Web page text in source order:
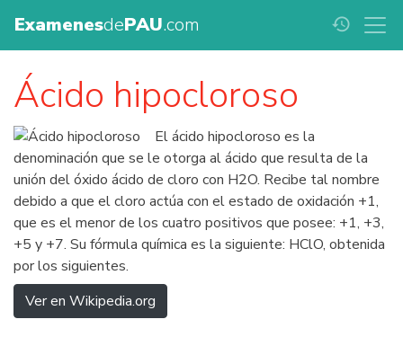
ExamenesdePAU.com history
Ácido hipocloroso
El ácido hipocloroso es la
denominación que se le otorga al ácido que resulta de la
unión del óxido ácido de cloro con H2O. Recibe tal nombre
debido a que el cloro actúa con el estado de oxidación +1,
que es el menor de los cuatro positivos que posee: +1, +3,
+5 y +7. Su fórmula química es la siguiente: HClO, obtenida
por los siguientes.
Ver en Wikipedia.org